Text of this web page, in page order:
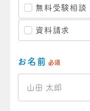
無料受験相談
資料請求
お名前 必須